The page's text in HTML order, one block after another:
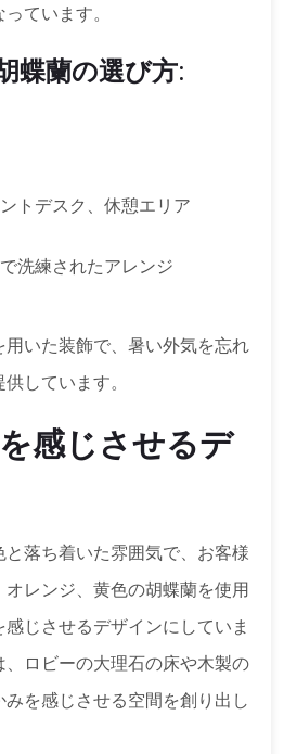
ています。
蝶蘭の選び方:
トデスク、休憩エリア
洗練されたアレンジ
いた装飾で、暑い外気を忘れ
しています。
感じさせるデ
落ち着いた雰囲気で、お客様
レンジ、黄色の胡蝶蘭を使用
じさせるデザインにしていま
ロビーの大理石の床や木製の
を感じさせる空間を創り出し